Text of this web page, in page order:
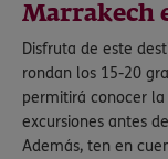
Marrakech
Disfruta de este
rondan los 15-20
permitirá conocer la
excursiones antes
Además, ten en